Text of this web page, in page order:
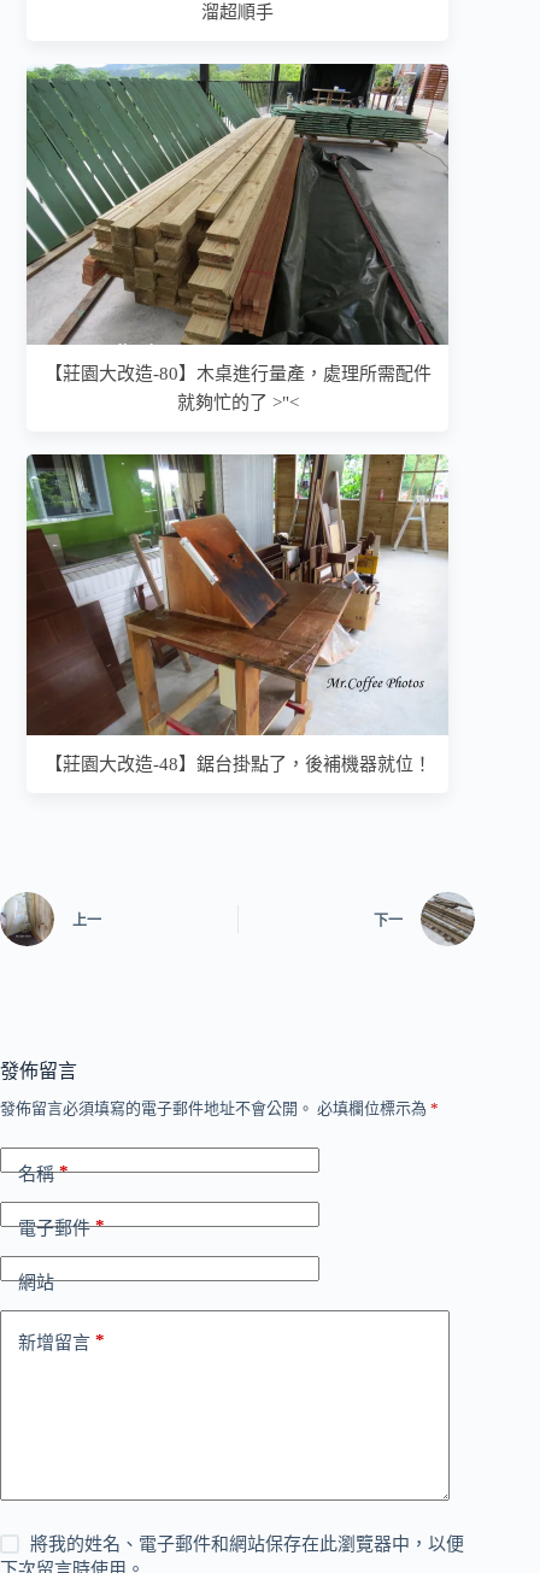
溜超順手
【莊園大改造-80】木桌進行量產，處理所需配件
就夠忙的了 >"<
【莊園大改造-48】鋸台掛點了，後補機器就位！
上一 下一
發佈留言
發佈留言必須填寫的電子郵件地址不會公開。 必填欄位標示為 *
名稱*
電子郵件*
網站
新增留言 *
將我的姓名、電子郵件和網站保存在此瀏覽器中，以便